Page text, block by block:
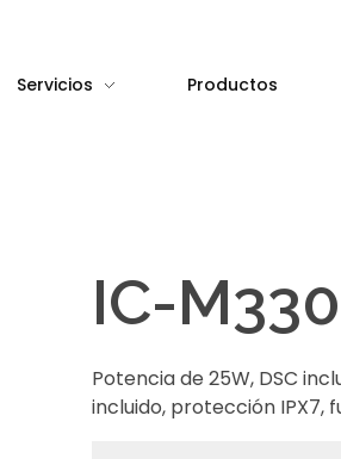
Servicios Productos
IC-
Potencia de 25W, DSC
incluido, protección IPX7,